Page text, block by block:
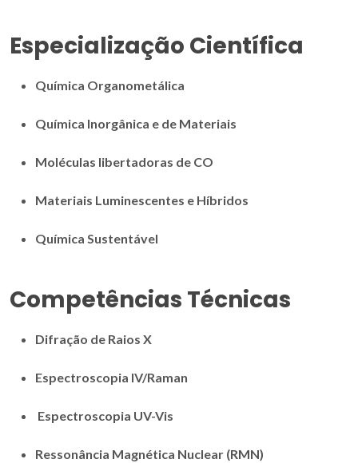
Especialização Científica
Química Organometálica
Química Inorgânica e de Materiais
Moléculas libertadoras de CO
Materiais Luminescentes e Híbridos
Química Sustentável
Competências Técnicas
Difração de Raios X
Espectroscopia IV/Raman
Espectroscopia UV-Vis
Ressonância Magnética Nuclear (RMN)